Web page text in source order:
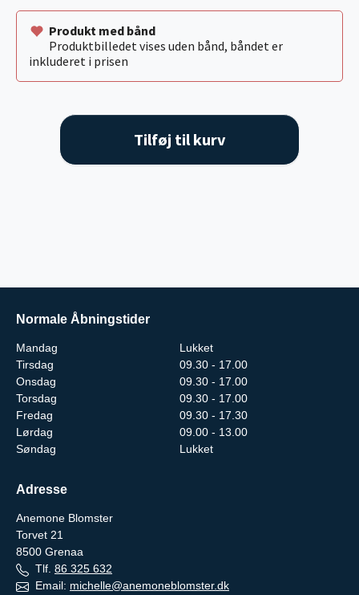
Produkt med bånd
Produktbilledet vises uden bånd, båndet er
inkluderet i prisen
Tilføj til kurv
Normale Åbningstider
Mandag
Lukket
Tirsdag
09.30 - 17.00
Onsdag
09.30 - 17.00
Torsdag
09.30 - 17.00
Fredag
09.30 - 17.30
Lørdag
09.00 - 13.00
Søndag
Lukket
Adresse
Anemone Blomster
Torvet 21
8500 Grenaa
Tlf. 86 325 632
Email: michelle@anemoneblomster.dk